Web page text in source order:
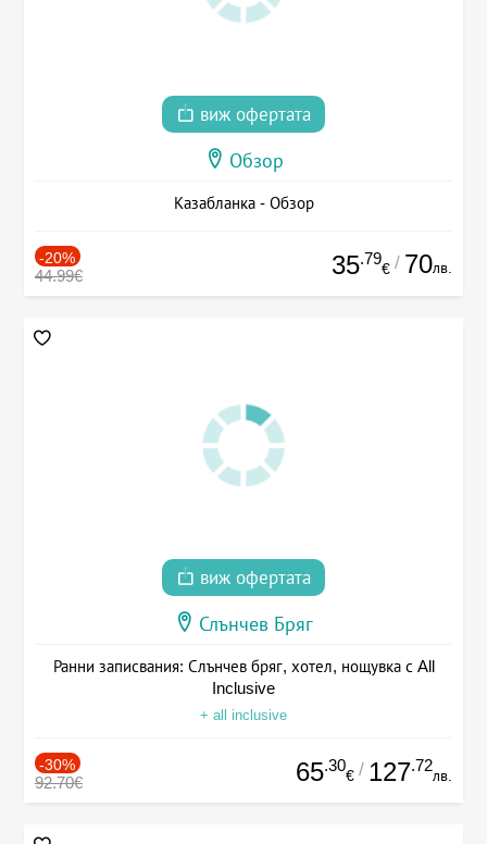
виж офертата
Обзор
Казабланка - Обзор
-20%
44.99€ 35.79
€ / 70лв.
виж офертата
Слънчев Бряг
Ранни записвания: Слънчев бряг, хотел, нощувка с All
Inclusive
+ all inclusive
-30%
92.70€ 65.30
€ / 127.72
лв.